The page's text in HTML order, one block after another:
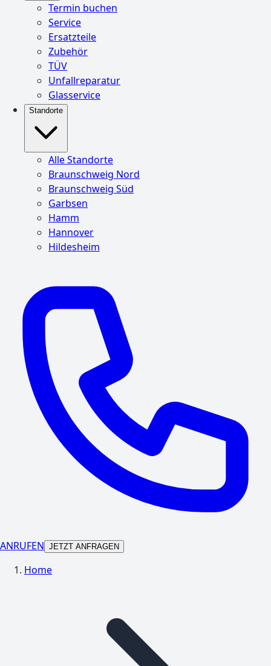
Termin buchen
Service
Ersatzteile
Zubehör
TÜV
Unfallreparatur
Glasservice
Standorte
Alle Standorte
Braunschweig Nord
Braunschweig Süd
Garbsen
Hamm
Hannover
Hildesheim
ANRUFEN JETZT ANFRAGEN
Home